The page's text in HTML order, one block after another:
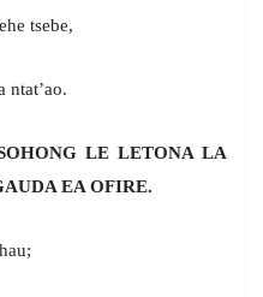
tsebe,
ntat’ao.
LE LETONA LA
EA OFIRE.